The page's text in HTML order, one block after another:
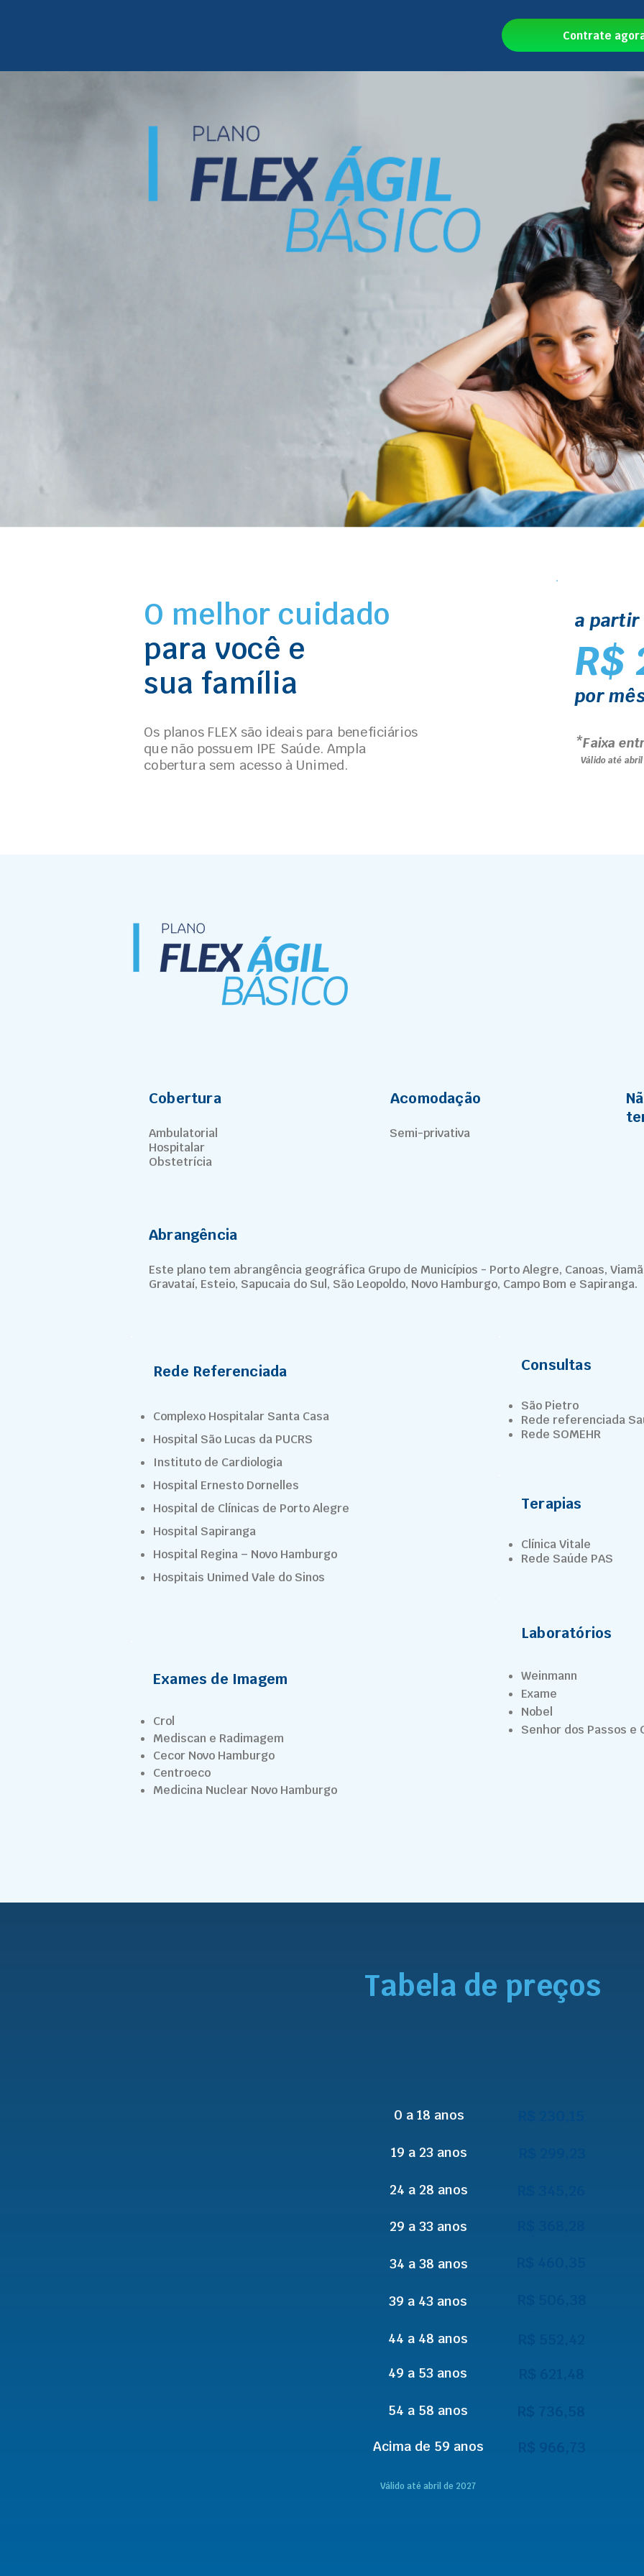
Contrate
O melhor cuidado
para você e
sua família
Os planos FLEX são ideais para beneficiários
que não possuem IPE Saúde. Ampla
cobertura sem acesso à Unimed.
a partir
R$
por
*Faixa
Válido até abril
Cobertura
Ambulatorial
Hospitalar
Obstetrícia
Acomodação
Semi-privativa
Abrangência
Este plano tem abrangência geográfica Grupo de Municípios - Porto Alegre, Canoas,
Gravataí, Esteio, Sapucaia do Sul, São Leopoldo, Novo Hamburgo, Campo Bom e Sapiranga.
Rede Referenciada
Complexo Hospitalar Santa Casa
Hospital São Lucas da PUCRS
Instituto de Cardiologia
Hospital Ernesto Dornelles
Hospital de Clínicas de Porto Alegre
Hospital Sapiranga
Hospital Regina – Novo Hamburgo
Hospitais Unimed Vale do Sinos
Exames de Imagem
Crol
Mediscan e Radimagem
Cecor Novo Hamburgo
Centroeco
Medicina Nuclear Novo Hamburgo
Consultas
São Pietro
Rede referenciada
Rede SOMEHR
Terapias
Clínica Vitale
Rede Saúde PAS
Laboratórios
Weinmann
Exame
Nobel
Senhor dos Passos e
Tabela de preços
0 a 18 anos
19 a 23 anos
24 a 28 anos
29 a 33 anos
34 a 38 anos
39 a 43 anos
44 a 48 anos
49 a 53 anos
54 a 58 anos
Acima de 59 anos
Válido até abril de 2027